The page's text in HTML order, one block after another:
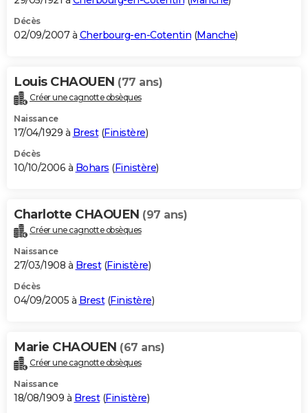
Décès
02/09/2007 à Cherbourg-en-Cotentin (Manche)
Louis CHAOUEN (77 ans)
Créer une cagnotte obsèques
Naissance
17/04/1929 à Brest(Finistère)
Décès
10/10/2006 à Bohars (Finistère)
Charlotte CHAOUEN (97 ans)
Créer une cagnotte obsèques
Naissance
27/03/1908 à Brest(Finistère)
Décès
04/09/2005 à Brest(Finistère)
Marie CHAOUEN (67 ans)
Créer une cagnotte obsèques
Naissance
18/08/1909 à Brest(Finistère)